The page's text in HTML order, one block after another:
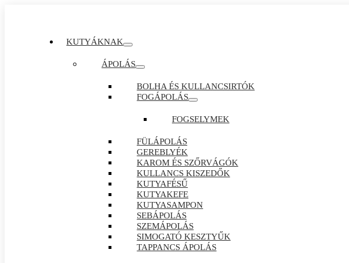
KUTYÁKNAK
ÁPOLÁS
BOLHA ÉS KULLANCSIRTÓK
FOGÁPOLÁS
FOGSELYMEK
FÜLÁPOLÁS
GEREBLYÉK
KAROM ÉS SZŐRVÁGÓK
KULLANCS KISZEDŐK
KUTYAFÉSŰ
KUTYAKEFE
KUTYASAMPON
SEBÁPOLÁS
SZEMÁPOLÁS
SIMOGATÓ KESZTYŰK
TAPPANCS ÁPOLÁS